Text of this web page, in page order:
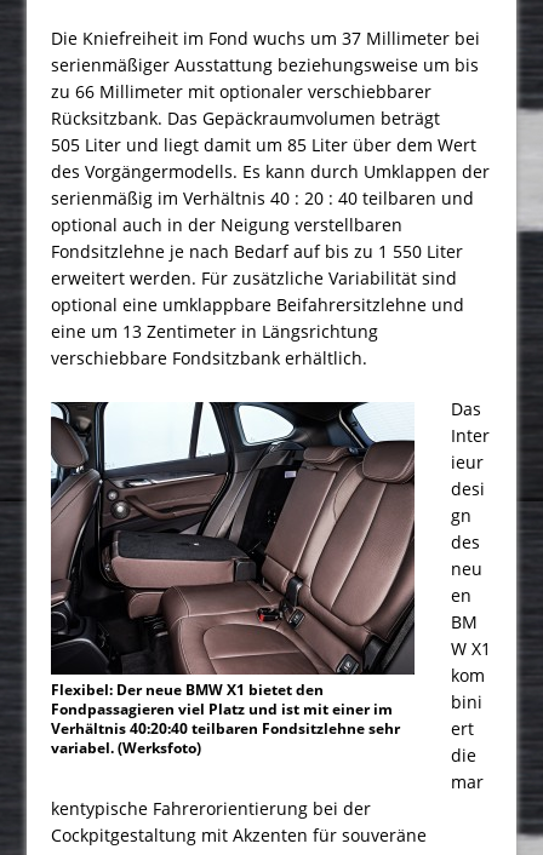
Die Kniefreiheit im Fond wuchs um 37 Millimeter bei
serienmäßiger Ausstattung beziehungsweise um bis
zu 66 Millimeter mit optionaler verschiebbarer
Rücksitzbank. Das Gepäckraumvolumen beträgt
505 Liter und liegt damit um 85 Liter über dem Wert
des Vorgängermodells. Es kann durch Umklappen der
serienmäßig im Verhältnis 40 : 20 : 40 teilbaren und
optional auch in der Neigung verstellbaren
Fondsitzlehne je nach Bedarf auf bis zu 1 550 Liter
erweitert werden. Für zusätzliche Variabilität sind
optional eine umklappbare Beifahrersitzlehne und
eine um 13 Zentimeter in Längsrichtung
verschiebbare Fondsitzbank erhältlich.
Flexibel: Der neue BMW X1 bietet den
Fondpassagieren viel Platz und ist mit einer im
Verhältnis 40:20:40 teilbaren Fondsitzlehne sehr
variabel. (Werksfoto)
Das
Inter
ieur
desi
gn
des
neu
en
BM
W X1
kom
bini
ert
die
mar
kentypische Fahrerorientierung bei der
Cockpitgestaltung mit Akzenten für souveräne